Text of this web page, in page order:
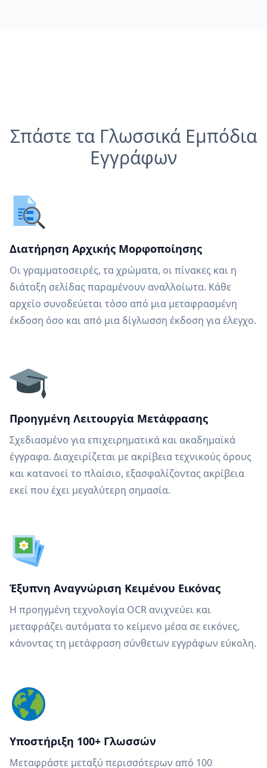
Σπάστε τα Γλωσσικά Εμπόδια
Εγγράφων
Διατήρηση Αρχικής Μορφοποίησης
Οι γραμματοσειρές, τα χρώματα, οι πίνακες και η
διάταξη σελίδας παραμένουν αναλλοίωτα. Κάθε
αρχείο συνοδεύεται τόσο από μια μεταφρασμένη
έκδοση όσο και από μια δίγλωσση έκδοση για έλεγχο.
Προηγμένη Λειτουργία Μετάφρασης
Σχεδιασμένο για επιχειρηματικά και ακαδημαϊκά
έγγραφα. Διαχειρίζεται με ακρίβεια τεχνικούς όρους
και κατανοεί το πλαίσιο, εξασφαλίζοντας ακρίβεια
εκεί που έχει μεγαλύτερη σημασία.
Έξυπνη Αναγνώριση Κειμένου Εικόνας
Η προηγμένη τεχνολογία OCR ανιχνεύει και
μεταφράζει αυτόματα το κείμενο μέσα σε εικόνες,
κάνοντας τη μετάφραση σύνθετων εγγράφων εύκολη.
Υποστήριξη 100+ Γλωσσών
Μεταφράστε μεταξύ περισσότερων από 100